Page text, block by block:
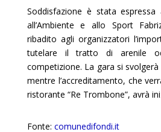
Soddisfazione è stata espressa
all’Ambiente e allo Sport
ribadito agli organizzatori
tutelare il tratto di arenile
competizione. La gara si svolgerà
mentre l’accreditamento, che
ristorante “Re Trombone”, avrà
Fonte: comunedifondi.it